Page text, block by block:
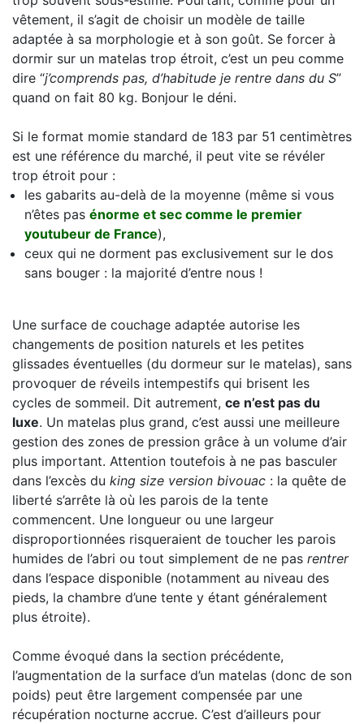
vêtement, il s’agit de choisir un modèle de taille
adaptée à sa morphologie et à son goût. Se forcer à
dormir sur un matelas trop étroit, c’est un peu comme
dire “j’comprends pas, d’habitude je rentre dans du S”
quand on fait 80 kg. Bonjour le déni.
Si le format momie standard de 183 par 51 centimètres
est une référence du marché, il peut vite se révéler
trop étroit pour :
les gabarits au-delà de la moyenne (même si vous
n’êtes pas énorme et sec comme le premier
youtubeur de France),
ceux qui ne dorment pas exclusivement sur le dos
sans bouger : la majorité d’entre nous !
Une surface de couchage adaptée autorise les
changements de position naturels et les petites
glissades éventuelles (du dormeur sur le matelas), sans
provoquer de réveils intempestifs qui brisent les
cycles de sommeil. Dit autrement, ce n’est pas du
luxe. Un matelas plus grand, c’est aussi une meilleure
gestion des zones de pression grâce à un volume d’air
plus important. Attention toutefois à ne pas basculer
dans l’excès du king size version bivouac : la quête de
liberté s’arrête là où les parois de la tente
commencent. Une longueur ou une largeur
disproportionnées risqueraient de toucher les parois
humides de l’abri ou tout simplement de ne pas rentrer
dans l’espace disponible (notamment au niveau des
pieds, la chambre d’une tente y étant généralement
plus étroite).
Comme évoqué dans la section précédente,
l’augmentation de la surface d’un matelas (donc de son
poids) peut être largement compensée par une
récupération nocturne accrue. C’est d’ailleurs pour